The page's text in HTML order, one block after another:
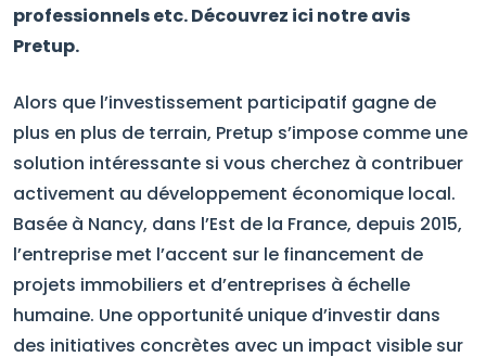
professionnels etc. Découvrez ici notre avis
Pretup.
Alors que l’investissement participatif gagne de
plus en plus de terrain, Pretup s’impose comme une
solution intéressante si vous cherchez à contribuer
activement au développement économique local.
Basée à Nancy, dans l’Est de la France, depuis 2015,
l’entreprise met l’accent sur le financement de
projets immobiliers et d’entreprises à échelle
humaine. Une opportunité unique d’investir dans
des initiatives concrètes avec un impact visible sur